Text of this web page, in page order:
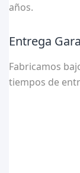
años.
Entrega
Fabricamos
tiempos de